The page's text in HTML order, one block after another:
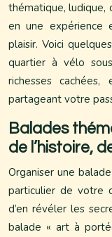
thématique, ludique,
en une expérience
plaisir. Voici
quartier à vélo
richesses
partageant votre
Balades
de l’histoire,
Organiser une
particulier de votre
d’en révéler les
balade « art à